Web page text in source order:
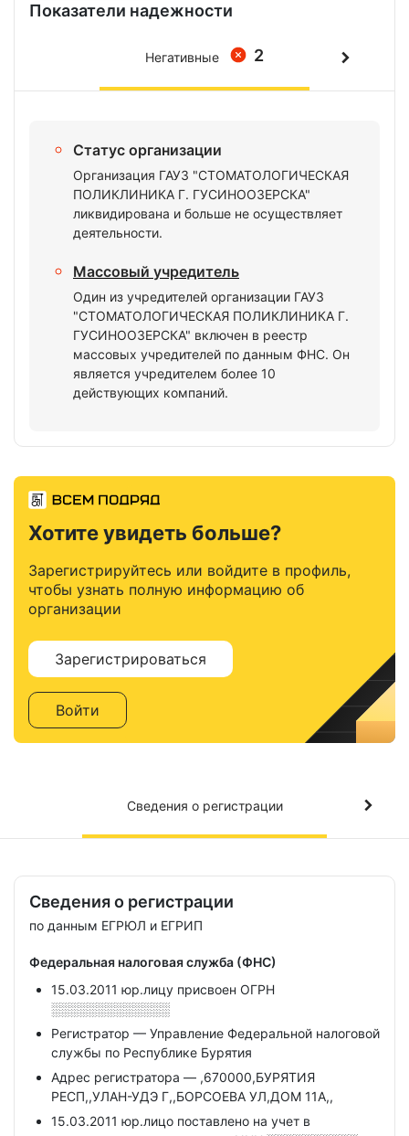
Показатели надежности
2
Негативные
Статус организации
Организация ГАУЗ "СТОМАТОЛОГИЧЕСКАЯ
ПОЛИКЛИНИКА Г. ГУСИНООЗЕРСКА"
ликвидирована и больше не осуществляет
деятельности.
Массовый учредитель
Один из учредителей организации ГАУЗ
"СТОМАТОЛОГИЧЕСКАЯ ПОЛИКЛИНИКА Г.
ГУСИНООЗЕРСКА" включен в реестр
массовых учредителей по данным ФНС. Он
является учредителем более 10
действующих компаний.
Хотите увидеть больше?
Зарегистрируйтесь или войдите в профиль,
чтобы узнать полную информацию об
организации
Зарегистрироваться
Войти
Сведения о регистрации
Сведения о регистрации
по данным ЕГРЮЛ и ЕГРИП
Федеральная налоговая служба (ФНС)
15.03.2011 юр.лицу присвоен ОГРН
░░░░░░░░░░░░░
Регистратор — Управление Федеральной налоговой
службы по Республике Бурятия
Адрес регистратора — ,670000,БУРЯТИЯ
РЕСП,,УЛАН-УДЭ Г,,БОРСОЕВА УЛ,ДОМ 11А,,
15.03.2011 юр.лицо поставлено на учет в